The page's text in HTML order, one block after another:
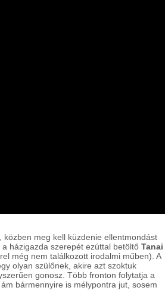
meg kell küzdenie ellentmondást
házigazda szerepét ezúttal betöltő Tanai
még nem találkozott irodalmi műben). A
olyan szülőnek, akire azt szoktuk
gonosz. Több fronton folytatja a
bármennyire is mélypontra jut, sosem